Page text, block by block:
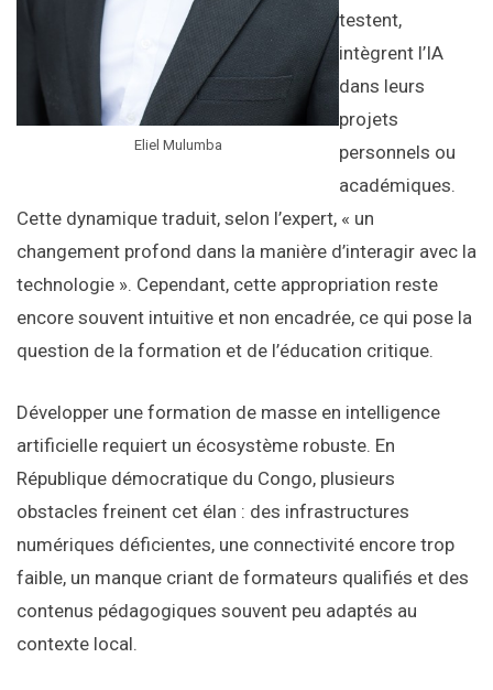
Eliel Mulumba
testent,
intègrent l’IA
dans leurs
projets
personnels ou
académiques.
Cette dynamique traduit, selon l’expert, « un
changement profond dans la manière d’interagir avec la
technologie ». Cependant, cette appropriation reste
encore souvent intuitive et non encadrée, ce qui pose la
question de la formation et de l’éducation critique.
Développer une formation de masse en intelligence
artificielle requiert un écosystème robuste. En
République démocratique du Congo, plusieurs
obstacles freinent cet élan : des infrastructures
numériques déficientes, une connectivité encore trop
faible, un manque criant de formateurs qualifiés et des
contenus pédagogiques souvent peu adaptés au
contexte local.